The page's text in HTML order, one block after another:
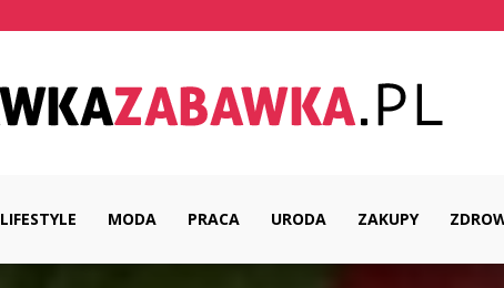
KawkaZabawka.pl
LIFESTYLE MODA PRACA URODA ZAKUPY